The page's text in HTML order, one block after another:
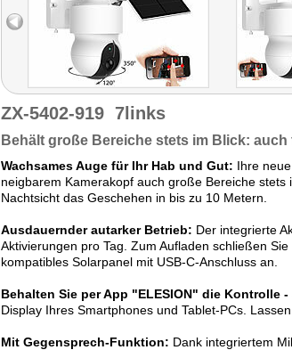
ZX-5402-919 7links
Behält große Bereiche stets im Blick:
Wachsames Auge für Ihr Hab und Gut: Ihre
neigbarem Kamerakopf auch große Bereiche
Nachtsicht das Geschehen in bis zu 10 Metern.
Ausdauernder autarker Betrieb: Der integrierte
Aktivierungen pro Tag. Zum Aufladen schließen
kompatibles Solarpanel mit USB-C-Anschluss an.
Behalten Sie per App "ELESION" die Kontrolle
Display Ihres Smartphones und Tablet-PCs.
Mit Gegensprech-Funktion: Dank integriertem